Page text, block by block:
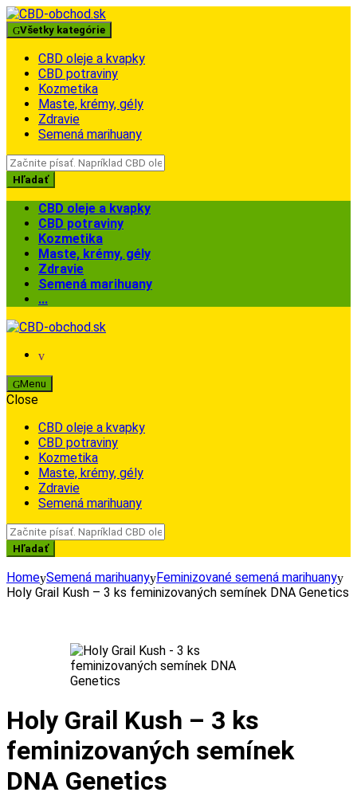
Skip
to
navigation
Skip
to
content
Všetky kategórie
CBD oleje a kvapky
CBD potraviny
Kozmetika
Maste, krémy, gély
Zdravie
Semená marihuany
Search
for:
Hľadať
CBD oleje a kvapky
CBD potraviny
Kozmetika
Maste, krémy, gély
Zdravie
Semená marihuany
...
Menu
Close
CBD oleje a kvapky
CBD potraviny
Kozmetika
Maste, krémy, gély
Zdravie
Semená marihuany
Search
for:
Hľadať
Home Semená marihuany Feminizované semená marihuany
Holy Grail Kush – 3 ks feminizovaných semínek DNA Genetics
Holy Grail Kush – 3 ks
feminizovaných semínek
DNA Genetics